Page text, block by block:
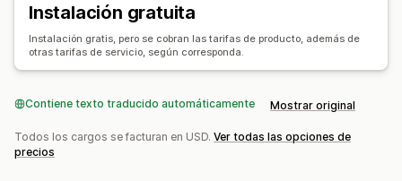
Cristalería
Regalos navideños
Ecológico
Envío masivo
Envío personalizado Preparación general
Instalación gratuita
Instalación gratis, pero se cobran las tarifas de producto, además de
otras tarifas de servicio, según corresponda.
Contiene texto traducido automáticamente Mostrar original
Todos los cargos se facturan en USD. Ver todas las opciones de
precios